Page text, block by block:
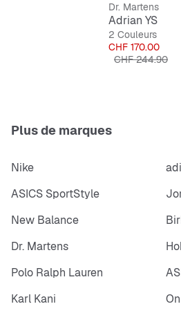
Dr. Martens
Adrian YS
2 Couleurs
Prix
CHF 170.00
Prix original
CHF 244.90
Plus de marques
Nike
ASICS SportStyle
New Balance
Dr. Martens
Polo Ralph Lauren
Karl Kani
On